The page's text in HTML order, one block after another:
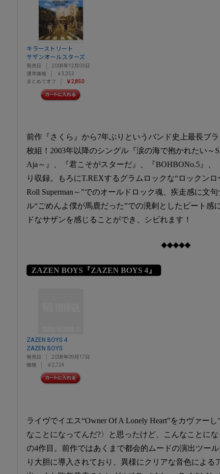
キラーストリート
サザンオールスターズ
発売日
2008年12月03日
通常価格
￥3,353
まとめてオフ
￥2,850
前作『さくら』から7年ぶりというバンド史上最長ブ
枚組！2003年以降のシングル『涙の海で抱かれたい～
Aja～』、『君こそがスターだ』、『BOHBONo.5』、
り収録。もろにT.REXするグラムロックな“ロックン
Roll Superman～”でのオールドロック魂、疾走感に文
ル“ごめんよ僕が馬鹿だった”での溌剌としたビート感
ドなサザンを感じることができ、シビれます！
◆◆◆◆◆
ZAZEN BOYS『ZAZEN BOYS 4』
ZAZEN BOYS 4
ZAZEN BOYS
発売日
2008年09月17日
価格
￥2,724
ライヴでイエス“Owner Of A Lonely Heart”をカヴァー
なことになってんだ?〉と思ったけど、こんなことに
の4作目。前作ではあくまで都会的ムードの演出ツー
り大胆に導入されており、異様にクリアな音色による